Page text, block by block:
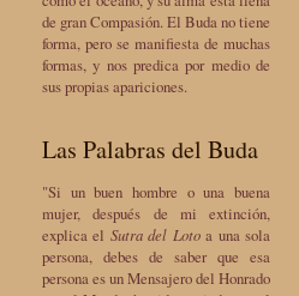
de gran Compasión. El Buda no tiene
forma, pero se manifiesta de muchas
formas, y nos predica por medio de
sus propias apariciones.
Las Palabras del Buda
"Si un buen hombre o una buena
mujer, después de mi extinción,
explica el Sutra del Lotoa una sola
persona, debes de saber que esa
persona es un Mensajero del Honrado